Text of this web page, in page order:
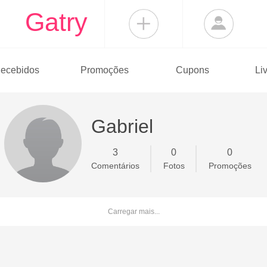
Gatry
Promoções Cupons
Gabriel
3
Comentários
0
Fotos
0
Promoções
Carregar mais...